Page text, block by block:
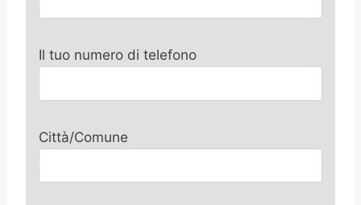
Il tuo numero di telefono
Città/Comune